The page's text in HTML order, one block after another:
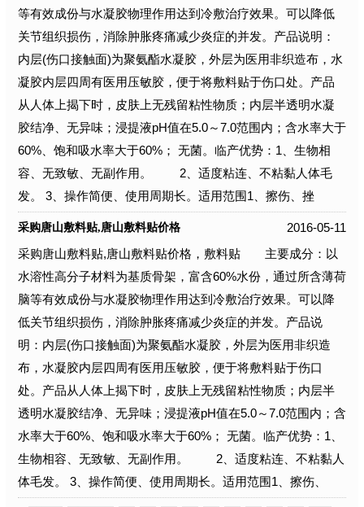
等有效成份与水凝胶物理作用达到冷敷治疗效果。可以降低
关节组织损伤，消除肿胀疼痛减少炎症的并发。产品说明：
内层(伤口接触面)为聚氨酯水凝胶，外层为医用非织造布，水
凝胶内层四周有医用压敏胶，便于将敷料贴于伤口处。产品
从人体上揭下时，皮肤上无残留粘性物质；内层半透明水凝
胶结净、无异味；浸提液pH值在5.0～7.0范围内；含水率大于
60%、饱和吸水率大于60%； 无菌。临产优势：1、生物相
容、无致敏、无副作用。 2、适度粘连、不粘黏人体毛
发。 3、操作简便、使用周期长。适用范围1、擦伤、挫
采购唐山敷料贴,唐山敷料贴价格
2016-05-11
采购唐山敷料贴,唐山敷料贴价格，敷料贴 主要成分：以
水溶性高分子材料为基质骨架，富含60%水份，通过所含薄荷
脑等有效成份与水凝胶物理作用达到冷敷治疗效果。可以降
低关节组织损伤，消除肿胀疼痛减少炎症的并发。产品说
明：内层(伤口接触面)为聚氨酯水凝胶，外层为医用非织造
布，水凝胶内层四周有医用压敏胶，便于将敷料贴于伤口
处。产品从人体上揭下时，皮肤上无残留粘性物质；内层半
透明水凝胶结净、无异味；浸提液pH值在5.0～7.0范围内；含
水率大于60%、饱和吸水率大于60%； 无菌。临产优势：1、
生物相容、无致敏、无副作用。 2、适度粘连、不粘黏人
体毛发。 3、操作简便、使用周期长。适用范围1、擦伤、